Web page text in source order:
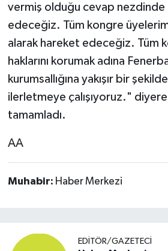
vermiş olduğu cevap nezdinde
edeceğiz. Tüm kongre
alarak hareket edeceğiz. Tüm
haklarını korumak adına
kurumsallığına yakışır bir
ilerletmeye çalışıyoruz."
tamamladı.
AA
Muhabir: Haber Merkezi
EDITÖR/GAZETECI